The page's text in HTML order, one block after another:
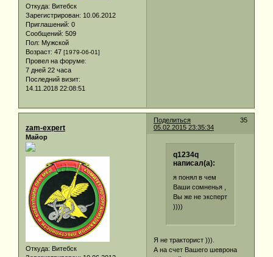
Откуда: Витебск
Зарегистрирован: 10.06.2012
Приглашений: 0
Сообщений: 509
Пол: Мужской
Возраст: 47 [1979-06-01]
Провел на форуме:
7 дней 22 часа
Последний визит:
14.11.2018 22:08:51
Поделиться
35
05.02.2015 23:35:34
zam-expert
Майор
Откуда: Витебск
q1234q
написал(а):
я понял в чем
Ваши сомненья ,
Вы же не эксперт
))))
Я не тракторист ))).
А на счет Вашего шеврона